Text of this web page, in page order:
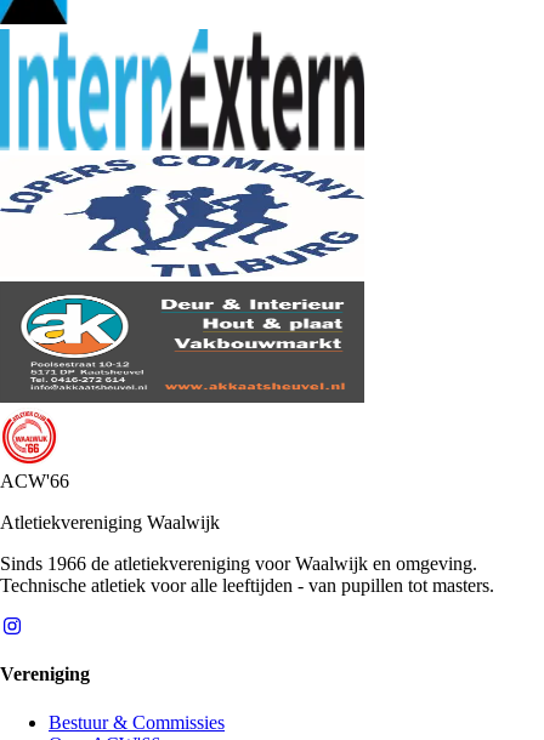
ACW'66
Atletiekvereniging Waalwijk
Sinds 1966 de atletiekvereniging voor Waalwijk en omgeving.
Technische atletiek voor alle leeftijden - van pupillen tot masters.
Vereniging
Bestuur & Commissies